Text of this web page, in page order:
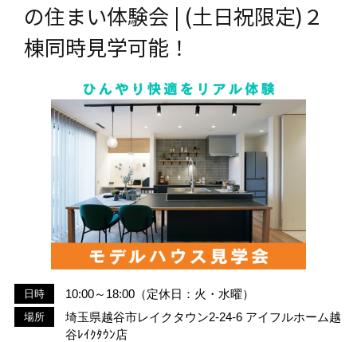
の住まい体験会 | (土日祝限定)２
棟同時見学可能！
日時 10:00～18:00（定休日：火・水曜）
場所
埼玉県越谷市レイクタウン2-24-6 アイフルホーム越
谷ﾚｲｸﾀｳﾝ店